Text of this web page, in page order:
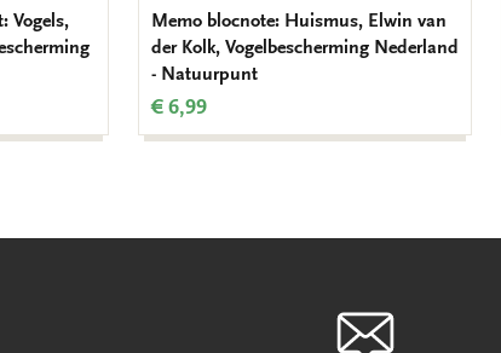
Vogels,
Memo blocnote: Huismus, Elwin van
der Kolk, Vogelbescherming Nederland
- Natuurpunt
€ 6,99